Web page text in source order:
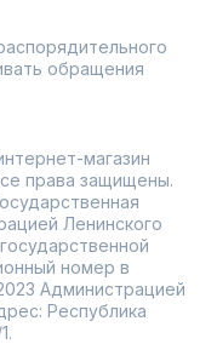
обращения
магазин
права защищены.
Ленинского
номер в
Администрацией
Республика